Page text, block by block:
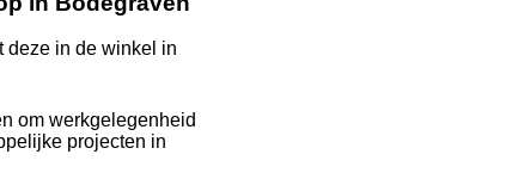
deze in de winkel in
om werkgelegenheid
projecten in